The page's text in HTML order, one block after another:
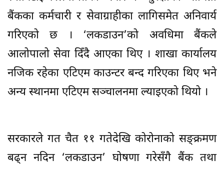
बैंकका कर्मचारी र सेवाग्राहीका लागिसमेत अनिवार्य
गरिएको छ । ‘लकडाउन’को अवधिमा बैंकले
आलोपालो सेवा दिँदै आएका थिए । शाखा कार्यालय
नजिक रहेका एटिएम काउन्टर बन्द गरिएका थिए भने
अन्य स्थानमा एटिएम सञ्चालनमा ल्याइएको थियो ।
सरकारले गत चैत ११ गतेदेखि कोरोनाको सङ्क्रमण
बढ्न नदिन ‘लकडाउन’ घोषणा गरेसँगै बैंक तथा